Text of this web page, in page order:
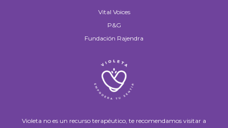
Vital Voices
P&G
Fundación Rajendra
Violeta no es un recurso terapéutico, te recomendamos visitar a